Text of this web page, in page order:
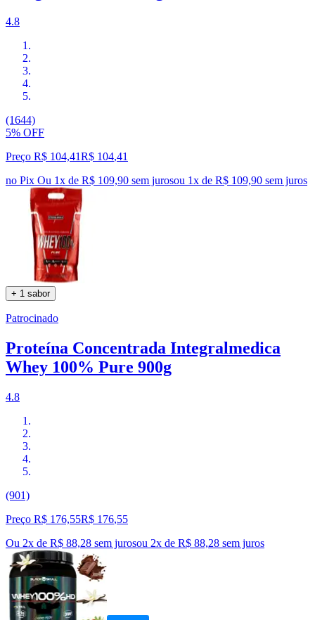
4.8
(1644)
5% OFF
Preço R$ 104,41R$ 104,41
no Pix Ou 1x de R$ 109,90 sem jurosou 1x de R$ 109,90 sem juros
+ 1 sabor
Patrocinado
Proteína Concentrada Integralmedica
Whey 100% Pure 900g
4.8
(901)
Preço R$ 176,55R$ 176,55
Ou 2x de R$ 88,28 sem jurosou 2x de R$ 88,28 sem juros